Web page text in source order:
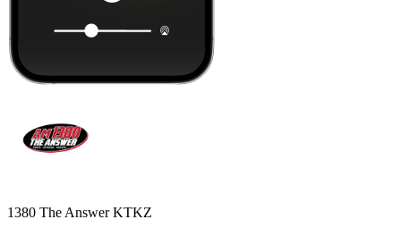
1380 The Answer KTKZ